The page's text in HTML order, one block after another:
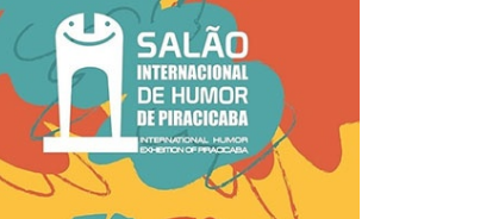
ARTISTA ARTÍCULO